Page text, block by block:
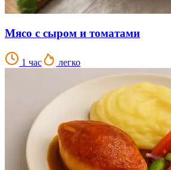
Мясо с сыром и томатами
1 час легко